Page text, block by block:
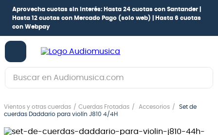
Aprovecha cuotas sin interés: Hasta 24 cuotas con Santander |
Hasta 12 cuotas con Mercado Pago (solo web) |
Hasta 6 cuotas
con Webpay
Buscar en Audiomusica.com
Vientos y otras cuerdas Cuerdas Frotadas Accesorios
Set de
cuerdas Daddario para violín J810 4/4H
1.
guitarra electrica
2.
bajo